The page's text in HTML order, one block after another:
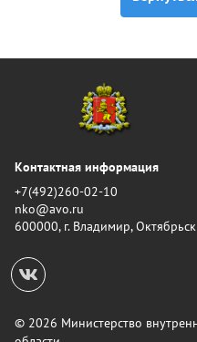
Контактная информация
+7(492)260-02-10
nko@avo.ru
600000, г. Владимир,
© 2026 Министерство